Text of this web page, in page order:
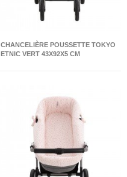
CHANCELIÈRE POUSSETTE TOKYO
ETNIC VERT 43X92X5 CM